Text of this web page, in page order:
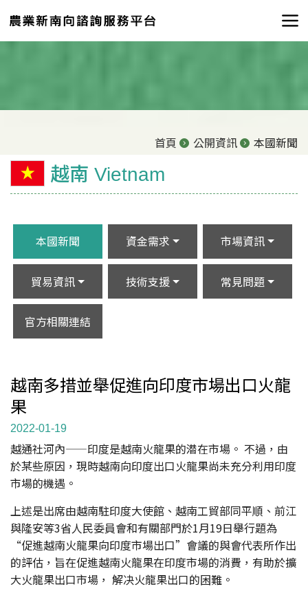
首頁 公開資訊 本國新聞
越南 Vietnam
本國新聞 資金需求 市場資訊
貿易資訊 技術支援 常見問題
官方相關連結
越南多措並舉促進向印度市場出口火龍
果
2022-01-19
越通社河內——印度是越南火龍果的潜在市場。 不過，由
於某些原因，現時越南向印度出口火龍果尚未充分利用印度
市場的機遇。
上述是出席由越南駐印度大使館、越南工貿部同平順、前江
與隆安等3省人民委員會和有關部門於1月19日舉行題為
“促進越南火龍果向印度市場出口”會議的與會代表所作出
的評估，旨在促進越南火龍果在印度市場的消費，有助於擴
大火龍果出口市場， 解决火龍果出口的困難。